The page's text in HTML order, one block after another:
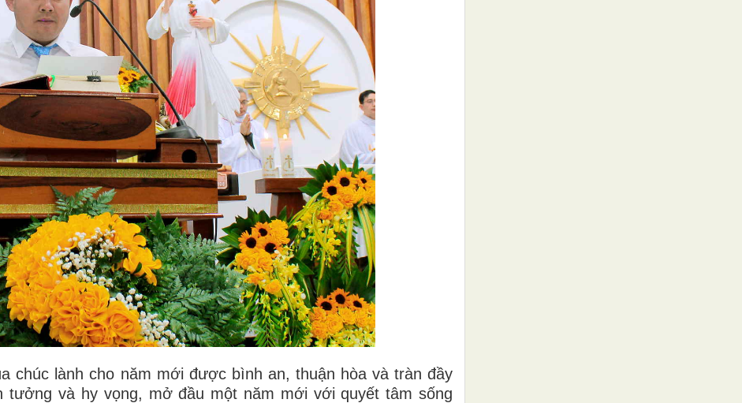
chúc lành cho năm mới được bình an, thuận hòa và tràn đầy
tưởng và hy vọng, mở đầu một năm mới với quyết tâm sống